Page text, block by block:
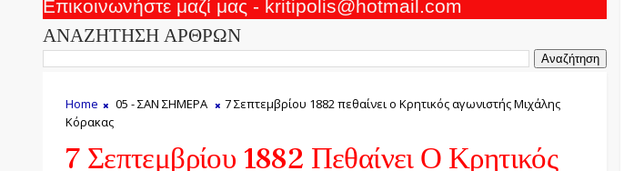
Επικοινωνήστε μαζί μας - kritipolis@hotmail.com
ΑΝΑΖΗΤΗΣΗ ΑΡΘΡΩΝ
Home 05 - ΣΑΝ ΣΗΜΕΡΑ
7 Σεπτεμβρίου 1882 πεθαίνει ο Κρητικός αγωνιστής Μιχάλης
Κόρακας
7 Σεπτεμβρίου 1882 Πεθαίνει Ο Κρητικός